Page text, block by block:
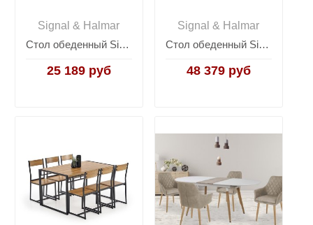
Signal & Halmar
Стол обеденный Signal ADAM 120 (дуб ланселот/белый мат)
25 189 руб
Signal & Halmar
Стол обеденный Signal DELLO 100 раскладной (белый)
48 379 руб